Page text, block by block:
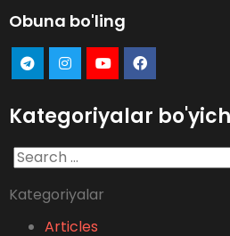
Obuna bo'ling
Kategoriyalar
Search
for:
Kategoriyalar
Articles